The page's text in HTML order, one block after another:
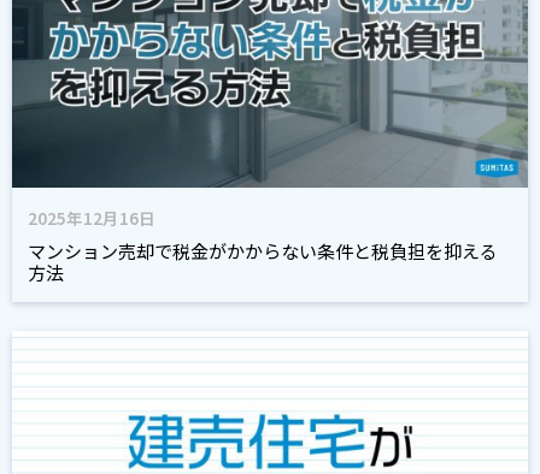
2025年12月16日
マンション売却で税金がかからない条件と税負担を抑える
方法